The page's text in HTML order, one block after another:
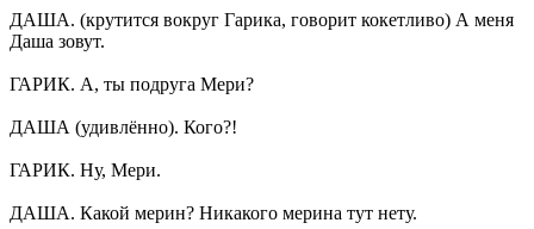
ДАША. (крутится вокруг Гарика, говорит кокетливо) А меня
Даша зовут.
ГАРИК. А, ты подруга Мери?
ДАША (удивлённо). Кого?!
ГАРИК. Ну, Мери.
ДАША. Какой мерин? Никакого мерина тут нету.